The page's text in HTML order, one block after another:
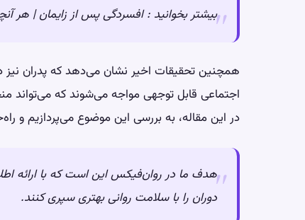
بیشتر بخوانید :افسردگی پس از زایمان | هر
همچنین تحقیقات اخیر نشان می‌دهد که پدران نیز
اجتماعی قابل توجهی مواجه می‌شوند که می‌تواند
در این مقاله، به بررسی این موضوع می‌پردازیم و
هدف ما در روان‌فیکس این است که با ارائه
دوران را با سلامت روانی بهتری سپری کنند.